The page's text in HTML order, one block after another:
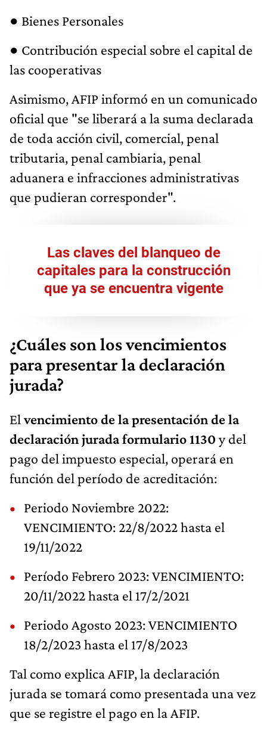
● Bienes Personales
● Contribución especial sobre el capital de
las cooperativas
Asimismo, AFIP informó en un comunicado
oficial que "se liberará a la suma declarada
de toda acción civil, comercial, penal
tributaria, penal cambiaria, penal
aduanera e infracciones administrativas
que pudieran corresponder".
Las claves del blanqueo de
capitales para la construcción
que ya se encuentra vigente
¿Cuáles son los vencimientos
para presentar la declaración
jurada?
Elvencimiento de la presentación de la
declaración jurada formulario 1130 y del
pago del impuesto especial, operará en
función del período de acreditación:
Periodo Noviembre 2022:
VENCIMIENTO: 22/8/2022 hasta el
19/11/2022
Período Febrero 2023: VENCIMIENTO:
20/11/2022 hasta el 17/2/2021
Periodo Agosto 2023: VENCIMIENTO
18/2/2023 hasta el 17/8/2023
Tal como explica AFIP, la declaración
jurada se tomará como presentada una vez
que se registre el pago en la AFIP.